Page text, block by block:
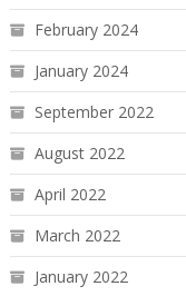
February 2024
January 2024
September 2022
August 2022
April 2022
March 2022
January 2022